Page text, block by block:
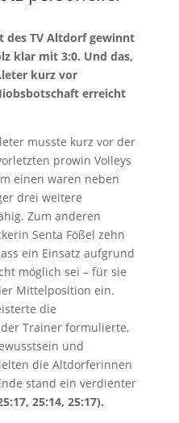
des TV Altdorf gewinnt
klar mit 3:0. Und das,
kurz vor
erreicht
musste kurz vor der
prowin Volleys
einen waren neben
drei weitere
Zum anderen
Senta Fößel zehn
ein Einsatz aufgrund
möglich sei – für sie
Mittelposition ein.
die
der Trainer formulierte,
und
die Altdorferinnen
stand ein verdienter
25:14, 25:17).